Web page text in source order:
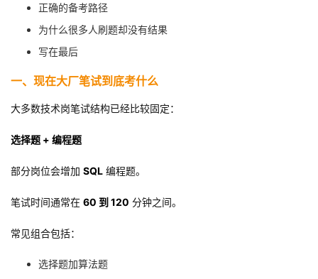
我
验
收
藏
的
技
我
的
正确的备考路径
为什么很多人刷题却没有结果
写在最后
一、现在大厂笔试到底考什么
大多数技术岗笔试结构已经比较固定：
选择题 + 编程题
部分岗位会增加 SQL 编程题。
笔试时间通常在 60 到 120 分钟之间。
常见组合包括：
选择题加算法题